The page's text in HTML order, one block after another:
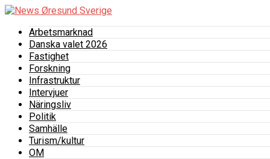
Arbetsmarknad
Danska valet 2026
Fastighet
Forskning
Infrastruktur
Intervjuer
Näringsliv
Politik
Samhälle
Turism/kultur
OM